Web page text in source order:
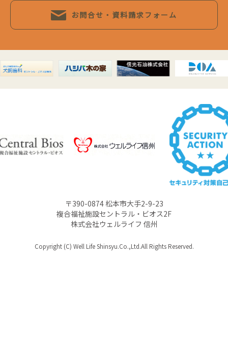
お問合せ・資料請求フォーム
〒390-0874 松本市大手2-9-23
複合福祉施設セントラル・ビオス2F
株式会社ウェルライフ 信州
Copyright (C) Well Life Shinsyu.Co.,Ltd.All Rights Reserved.